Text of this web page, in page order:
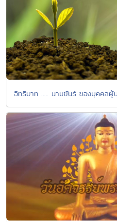
อิทธิบาท ..... นามขันธ์ ของบุคคลผู้